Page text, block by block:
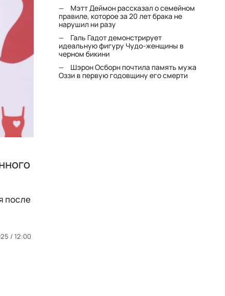
после
/ 12:00
Мэтт Деймон рассказал о семейном
правиле, которое за 20 лет брака не
нарушил ни разу
Галь Гадот демонстрирует
идеальную фигуру Чудо-женщины в
черном бикини
Шэрон Осборн почтила память мужа
Оззи в первую годовщину его смерти